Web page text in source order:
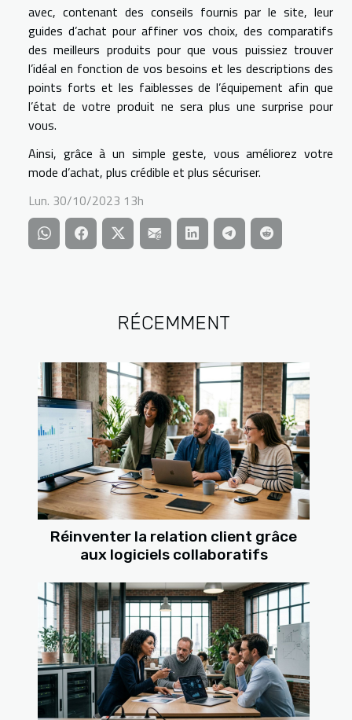
RÉCEMMENT
Réinventer la relation client grâce
aux logiciels collaboratifs
avec, contenant des conseils fournis par le site, leur
guides d’achat pour affiner vos choix, des comparatifs
des meilleurs produits pour que vous puissiez trouver
l’idéal en fonction de vos besoins et les descriptions des
points forts et les faiblesses de l’équipement afin que
l’état de votre produit ne sera plus une surprise pour
vous.
Ainsi, grâce à un simple geste, vous améliorez votre
mode d’achat, plus crédible et plus sécuriser.
Lun. 30/10/2023 13h